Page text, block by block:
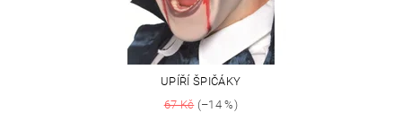
UPÍŘÍ ŠPIČÁKY
67 Kč(–14 %)